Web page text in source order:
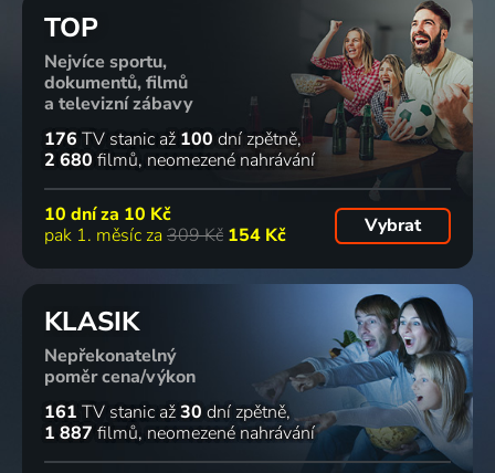
TOP
Nejvíce sportu,
dokumentů, filmů
a televizní zábavy
176 TV stanic až 100 dní zpětně
2 680 filmů neomezené nahrávání
10 dní za 10 Kč
pak 1. měsíc za 309 Kč 154 Kč Vybrat
KLASIK
Nepřekonatelný
poměr cena/výkon
161 TV stanic až30 dní zpětně
1 887 filmů neomezené nahrávání